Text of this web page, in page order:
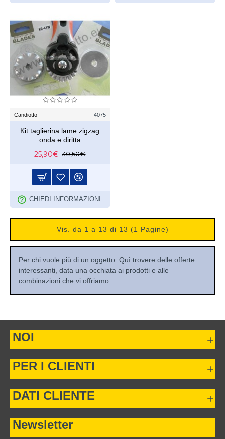
Per chi vuole più di un oggetto. Quì trovere delle offerte
interessanti, data una occhiata ai prodotti e alle
combinazioni che vi offriamo.
Candiotto 4075
Kit taglierina lame zigzag
onda e diritta
25,90€ 30,50€
CHIEDI INFORMAZIONI
Vis. da 1 a 13 di 13 (1 Pagine)
NOI
PER I CLIENTI
DATI CLIENTE
Newsletter